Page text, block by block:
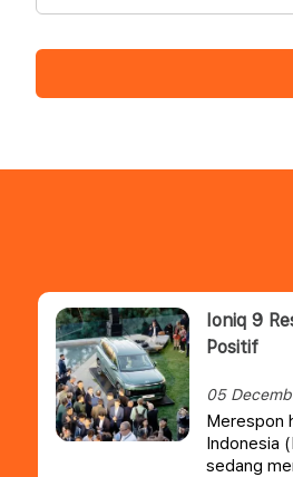
Ioniq 9
Positif
05
Merespon
Indonesia
sedang